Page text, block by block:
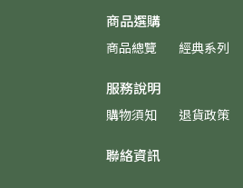
商品選購
商品總覽 經典系列
服務說明
購物須知 退貨政策
聯絡資訊